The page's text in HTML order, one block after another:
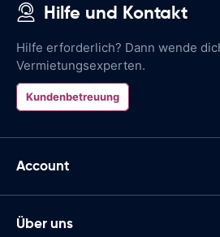
Hilfe und Kontakt
Hilfe erforderlich? Dann wende
Vermietungsexperten.
Kundenbetreuung
Account
Über uns